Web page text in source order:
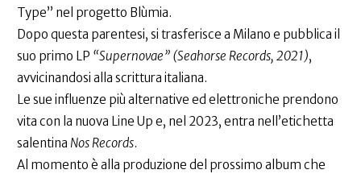
Type” nel progetto Blùmia.
Dopo questa parentesi, si trasferisce a Milano e pubblica il
suo primo LP “Supernovae” (Seahorse Records, 2021),
avvicinandosi alla scrittura italiana.
Le sue influenze più alternative ed elettroniche prendono
vita con la nuova Line Up e, nel 2023, entra nell’etichetta
salentina Nos Records.
Al momento è alla produzione del prossimo album che